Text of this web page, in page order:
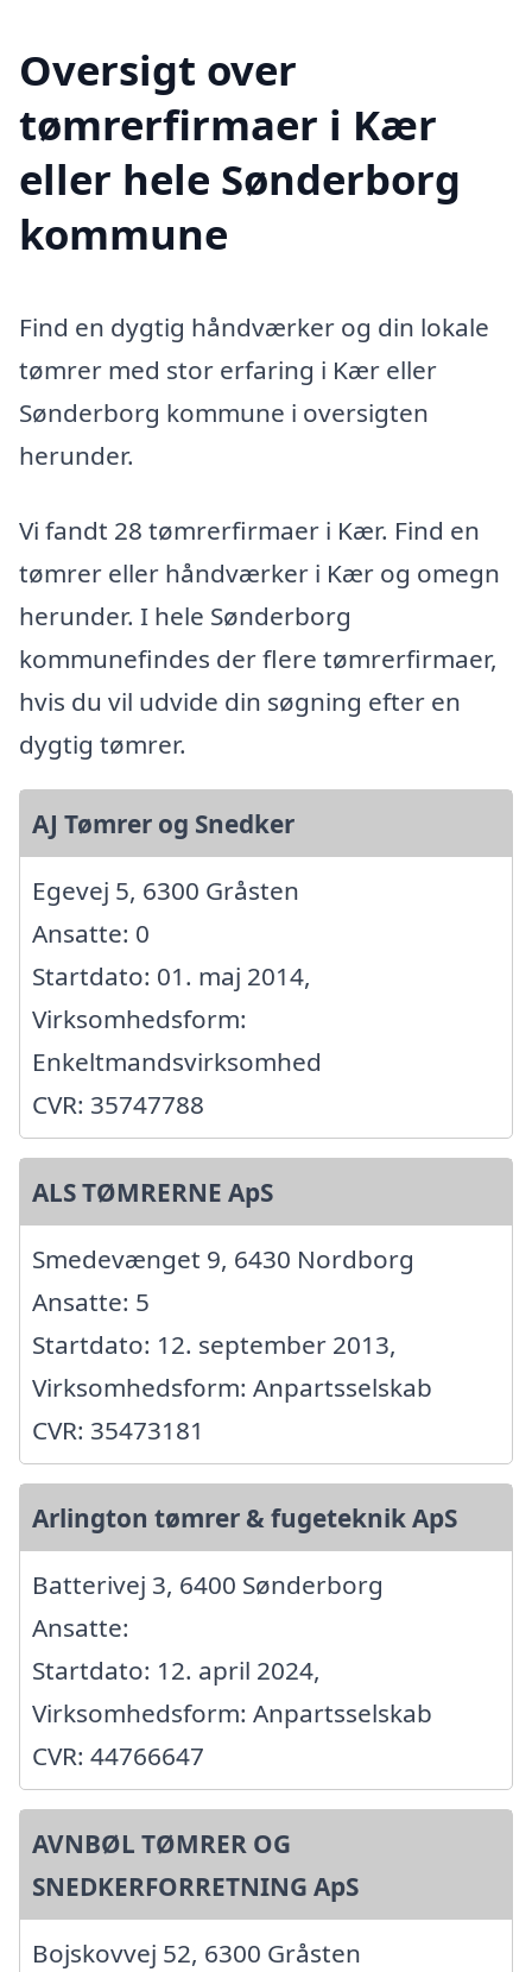
Oversigt over
tømrerfirmaer i Kær
eller hele Sønderborg
kommune
Find en dygtig håndværker og din lokale
tømrer med stor erfaring i Kær eller
Sønderborg kommune i oversigten
herunder.
Vi fandt 28 tømrerfirmaer i Kær. Find en
tømrer eller håndværker i Kær og omegn
herunder. I hele Sønderborg
kommunefindes der flere tømrerfirmaer,
hvis du vil udvide din søgning efter en
dygtig tømrer.
AJ Tømrer og Snedker
Egevej 5, 6300 Gråsten
Ansatte: 0
Startdato: 01. maj 2014,
Virksomhedsform:
Enkeltmandsvirksomhed
CVR: 35747788
ALS TØMRERNE ApS
Smedevænget 9, 6430 Nordborg
Ansatte: 5
Startdato: 12. september 2013,
Virksomhedsform: Anpartsselskab
CVR: 35473181
Arlington tømrer & fugeteknik ApS
Batterivej 3, 6400 Sønderborg
Ansatte:
Startdato: 12. april 2024,
Virksomhedsform: Anpartsselskab
CVR: 44766647
AVNBØL TØMRER OG
SNEDKERFORRETNING ApS
Bojskovvej 52, 6300 Gråsten